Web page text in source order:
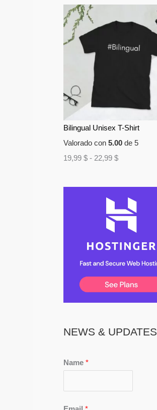
Bilingual Unisex T-Shirt
Valorado con 5.00 de 5
19,99 $ - 22,99 $
NEWS & UPDATES
Name *